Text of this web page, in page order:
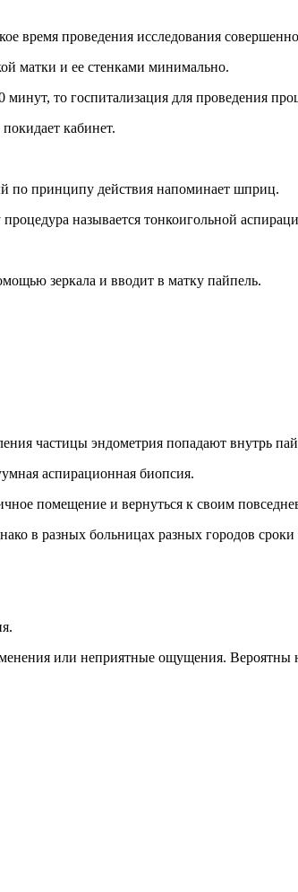
время проведения исследования
матки и ее стенками минимально.
то госпитализация для проведения
кабинет.
по принципу действия напоминает шприц.
называется тонкоигольной
зеркала и вводит в матку пайпель.
частицы эндометрия попадают внутрь
аспирационная биопсия.
помещение и вернуться к своим
в разных больницах разных городов
или неприятные ощущения. Вероятны